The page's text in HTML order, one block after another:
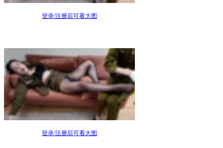
登录/注册后可看大图
登录/注册后可看大图